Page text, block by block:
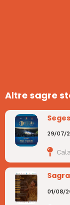
Altre sagre
29/07/
01/08/